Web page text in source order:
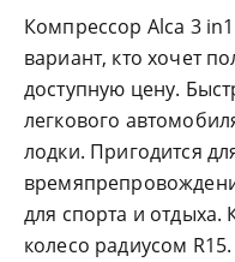
Компрессор Alca 3
вариант, кто хочет
доступную цену.
легкового
лодки. Пригодится
для спорта и отдыха.
колесо радиусом